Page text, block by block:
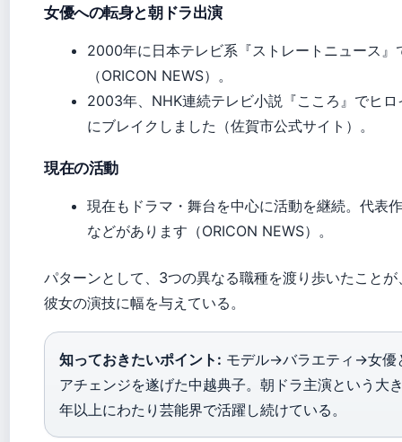
女優への転身と朝ドラ出演
2000年に日本テレビ系『ストレートニュース』
（ORICON NEWS）。
2003年、NHK連続テレビ小説『こころ』でヒ
にブレイクしました（佐賀市公式サイト）。
現在の活動
現在もドラマ・舞台を中心に活動を継続。代表
などがあります（ORICON NEWS）。
パターンとして、3つの異なる職種を渡り歩いたことが
彼女の演技に幅を与えている。
知っておきたいポイント: モデル→バラエティ→女優
アチェンジを遂げた中越典子。朝ドラ主演という大
年以上にわたり芸能界で活躍し続けている。